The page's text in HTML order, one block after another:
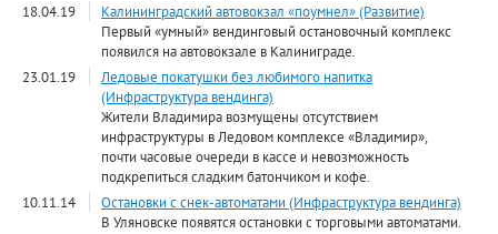
18.04.19
Калининградский автовокзал «поумнел» (Развитие)
Первый «умный» вендинговый остановочный комплекс
появился на автовокзале в Калиниграде.
23.01.19
Ледовые покатушки без любимого напитка
(Инфраструктура вендинга)
Жители Владимира возмущены отсутствием
инфраструктуры в Ледовом комплексе «Владимир»,
почти часовые очереди в кассе и невозможность
подкрепиться сладким батончиком и кофе.
10.11.14
Остановки с снек-автоматами (Инфраструктура вендинга)
В Уляновске появятся остановки с торговыми автоматами.